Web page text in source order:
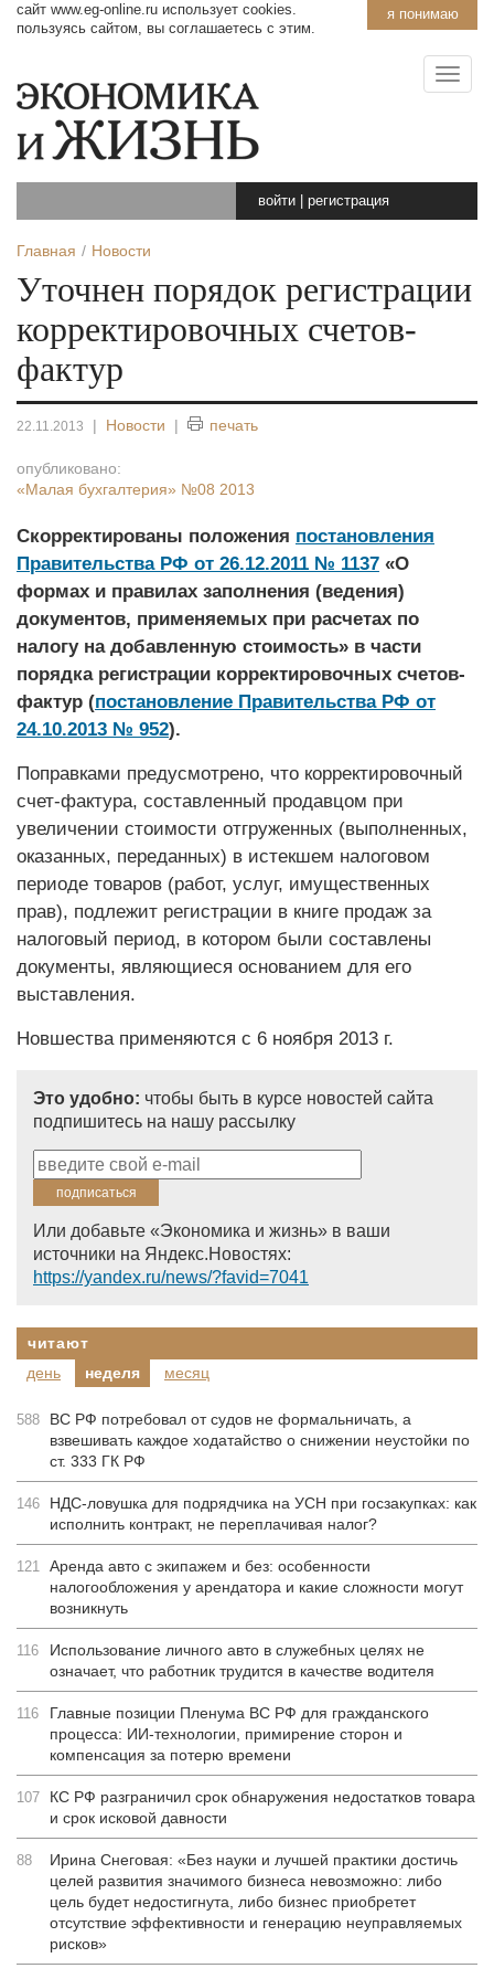
я понимаю
сайт www.eg-online.ru использует cookies.
пользуясь сайтом, вы соглашаетесь с этим.
войти регистрация
Главная Новости
Уточнен порядок регистрации
корректировочных счетов-
фактур
22.11.2013 | Новости | печать
опубликовано:
«Малая бухгалтерия» №08 2013
Скорректированы положения постановления
Правительства РФ от 26.12.2011 № 1137 «О
формах и правилах заполнения (ведения)
документов, применяемых при расчетах по
налогу на добавленную стоимость» в части
порядка регистрации корректировочных счетов-
фактур (постановление Правительства РФ от
24.10.2013 № 952).
Поправками предусмотрено, что корректировочный
счет-фактура, составленный продавцом при
увеличении стоимости отгруженных (выполненных,
оказанных, переданных) в истекшем налоговом
периоде товаров (работ, услуг, имущественных
прав), подлежит регистрации в книге продаж за
налоговый период, в котором были составлены
документы, являющиеся основанием для его
выставления.
Новшества применяются с 6 ноября 2013 г.
Это удобно: чтобы быть в курсе новостей сайта
подпишитесь на нашу рассылку
Или добавьте «Экономика и жизнь» в ваши
источники на Яндекс.Новостях:
https://yandex.ru/news/?favid=7041
читают
день
неделя месяц
588
ВС РФ потребовал от судов не формальничать, а
взвешивать каждое ходатайство о снижении неустойки по
ст. 333 ГК РФ
146
НДС-ловушка для подрядчика на УСН при госзакупках: как
исполнить контракт, не переплачивая налог?
121 Аренда авто с экипажем и без: особенности
налогообложения у арендатора и какие сложности могут
возникнуть
116
Использование личного авто в служебных целях не
означает, что работник трудится в качестве водителя
116
Главные позиции Пленума ВС РФ для гражданского
процесса: ИИ-технологии, примирение сторон и
компенсация за потерю времени
107
КС РФ разграничил срок обнаружения недостатков товара
и срок исковой давности
88
Ирина Снеговая: «Без науки и лучшей практики достичь
целей развития значимого бизнеса невозможно: либо
цель будет недостигнута, либо бизнес приобретет
отсутствие эффективности и генерацию неуправляемых
рисков»